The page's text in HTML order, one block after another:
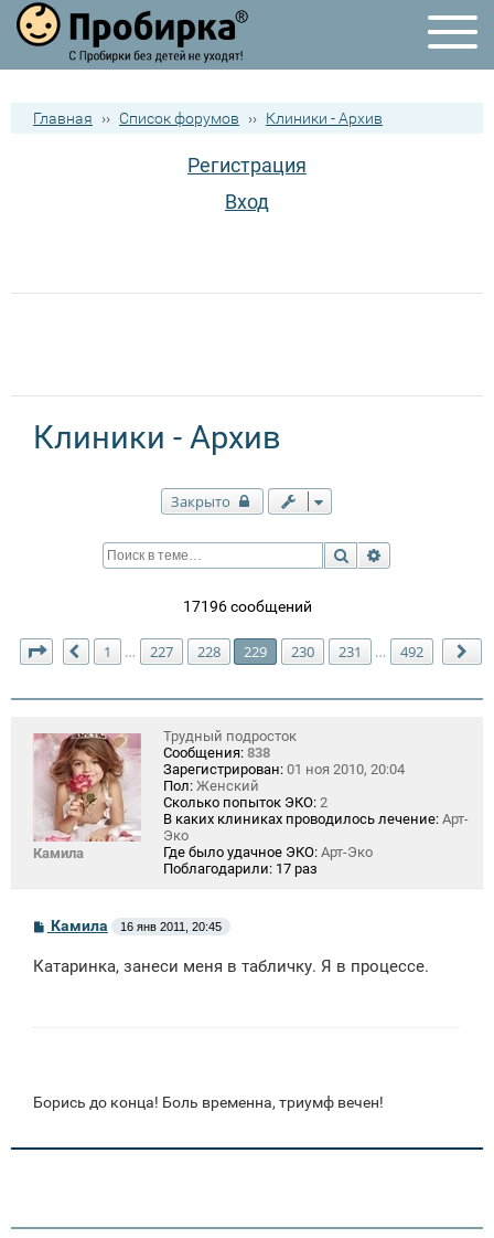
Главная ›› Список форумов ›› Клиники - Архив
Регистрация
Вход
Клиники - Архив
Закрыто
Поиск
17196 сообщений
Страница 229 из492
Пред.
1 … 227 228 229 230 231 … 492
Камила
Трудный подросток
Сообщения: 838
Зарегистрирован: 01 ноя 2010, 20:04
Пол: Женский
Сколько попыток ЭКО: 2
В каких клиниках проводилось лечение: Арт-
Эко
Где было удачное ЭКО: Арт-Эко
Поблагодарили: 17 раз
С
б
Камила 16 янв 2011, 20:45
Катаринка, занеси меня в табличку. Я в процессе.
Борись до конца! Боль временна, триумф вечен!